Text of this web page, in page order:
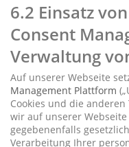
6.2 Einsatz
Consent
Verwaltung
Auf unserer Webseite
Management Plattform
Cookies und die
wir auf unserer
gegebenenfalls
Verarbeitung Ihrer